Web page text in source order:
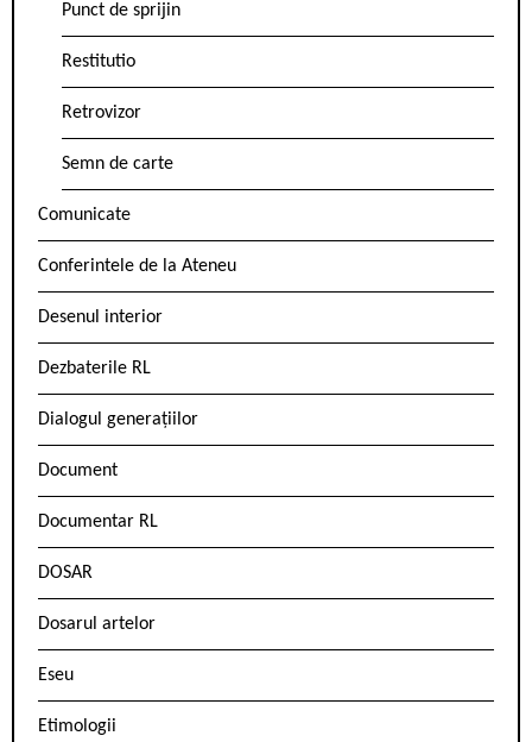
Punct de sprijin
Restitutio
Retrovizor
Semn de carte
Comunicate
Conferintele de la Ateneu
Desenul interior
Dezbaterile RL
Dialogul generațiilor
Document
Documentar RL
DOSAR
Dosarul artelor
Eseu
Etimologii